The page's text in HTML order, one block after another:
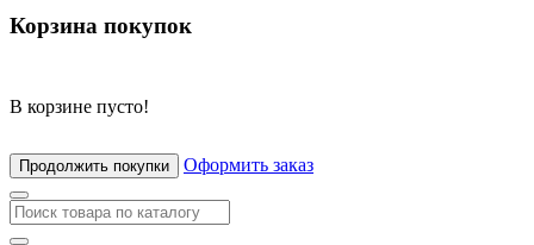
Корзина покупок
В корзине пусто!
Продолжить покупки Оформить заказ